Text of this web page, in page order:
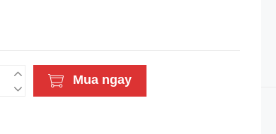
Mua ngay